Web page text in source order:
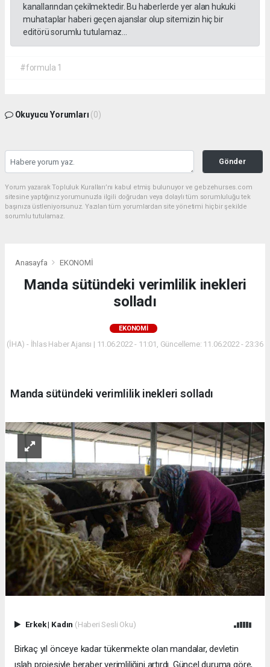
kanallarından çekilmektedir. Bu haberlerde yer alan hukuki
muhataplar haberi geçen ajanslar olup sitemizin hiç bir
editörü sorumlu tutulamaz...
#formula 1
Okuyucu Yorumları (0)
Gönder
Yorum yazarak Topluluk Kuralları’nı kabul etmiş bulunuyor ve gebzehurses.com
sitesine yaptığınız yorumunuzla ilgili doğrudan veya dolaylı tüm sorumluluğu tek
başınıza üstleniyorsunuz. Yazılan tüm yorumlardan site yönetimi hiçbir şekilde
sorumlu tutulamaz.
Anasayfa EKONOMİ
Manda sütündeki verimlilik inekleri
solladı
EKONOMİ
(İHA) - İhlas Haber Ajansı | 11.06.2022 - 11:01, Güncelleme: 11.06.2022 - 23:36
Manda sütündeki verimlilik inekleri solladı
Erkek| Kadın (Haberi Sesli Oku)
Birkaç yıl önceye kadar tükenmekte olan mandalar, devletin
ıslah projesiyle beraber verimliliğini artırdı. Güncel duruma göre,